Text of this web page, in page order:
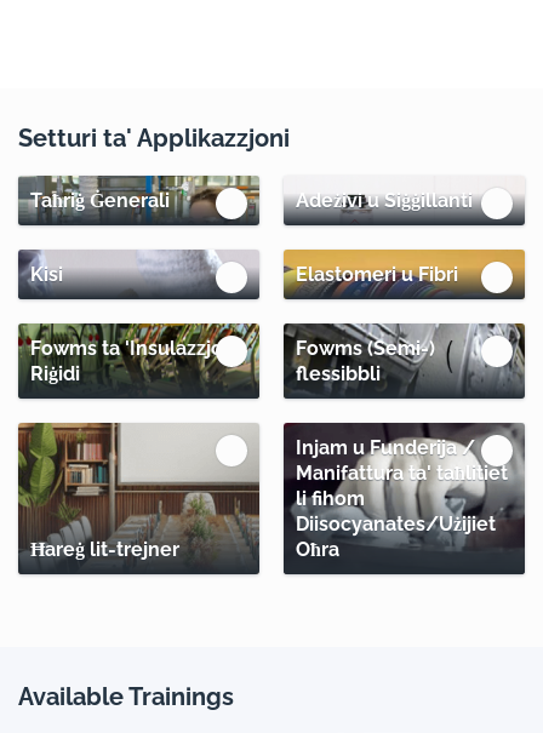
Setturi ta' Applikazzjoni
Taħriġ Ġenerali Adeżivi u Siġġillanti
Kisi Elastomeri u Fibri
Fowms ta 'Insulazzjoni
Riġidi
Fowms (Semi-)
flessibbli
Ħareġ lit-trejner
Injam u Funderija /
Manifattura ta' taħlitiet
li fihom
Diisocyanates/Użijiet
Oħra
Available Trainings